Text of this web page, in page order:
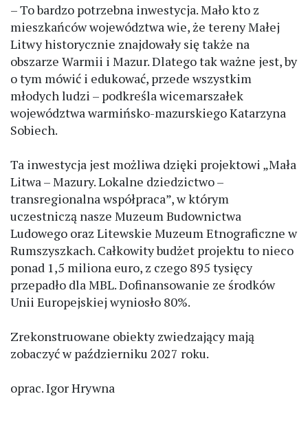
– To bardzo potrzebna inwestycja. Mało kto z
mieszkańców województwa wie, że tereny Małej
Litwy historycznie znajdowały się także na
obszarze Warmii i Mazur. Dlatego tak ważne jest, by
o tym mówić i edukować, przede wszystkim
młodych ludzi – podkreśla wicemarszałek
województwa warmińsko-mazurskiego Katarzyna
Sobiech.
Ta inwestycja jest możliwa dzięki projektowi „Mała
Litwa – Mazury. Lokalne dziedzictwo –
transregionalna współpraca”, w którym
uczestniczą nasze Muzeum Budownictwa
Ludowego oraz Litewskie Muzeum Etnograficzne w
Rumszyszkach. Całkowity budżet projektu to nieco
ponad 1,5 miliona euro, z czego 895 tysięcy
przepadło dla MBL. Dofinansowanie ze środków
Unii Europejskiej wyniosło 80%.
Zrekonstruowane obiekty zwiedzający mają
zobaczyć w październiku 2027 roku.
oprac. Igor Hrywna